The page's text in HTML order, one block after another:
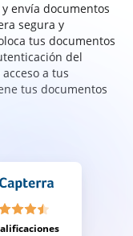
envía documentos
segura y
tus documentos
del
a tus
tus documentos